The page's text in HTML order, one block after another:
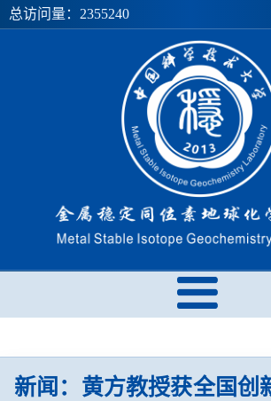
总访问量： 2355240
新闻：黄方教授获全国创